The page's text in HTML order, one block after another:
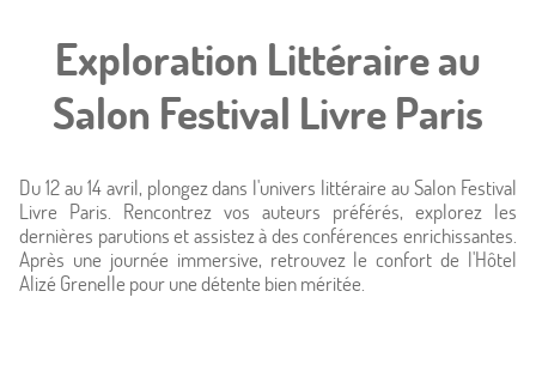
Exploration Littéraire au
Salon Festival Livre Paris
Du 12 au 14 avril, plongez dans l'univers littéraire au Salon Festival
Livre Paris. Rencontrez vos auteurs préférés, explorez les
dernières parutions et assistez à des conférences enrichissantes.
Après une journée immersive, retrouvez le confort de l'Hôtel
Alizé Grenelle pour une détente bien méritée.